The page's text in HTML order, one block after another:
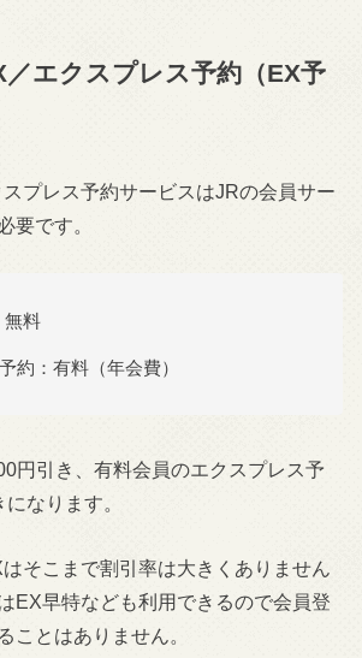
／エクスプレス予約（EX予
プレス予約サービスはJRの会員サー
要です。
無料
約：有料（年会費）
円引き、有料会員のエクスプレス予
なります。
そこまで割引率は大きくありません
EX早特なども利用できるので会員登
ことはありません。